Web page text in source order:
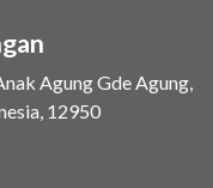
Agung Gde Agung,
12950